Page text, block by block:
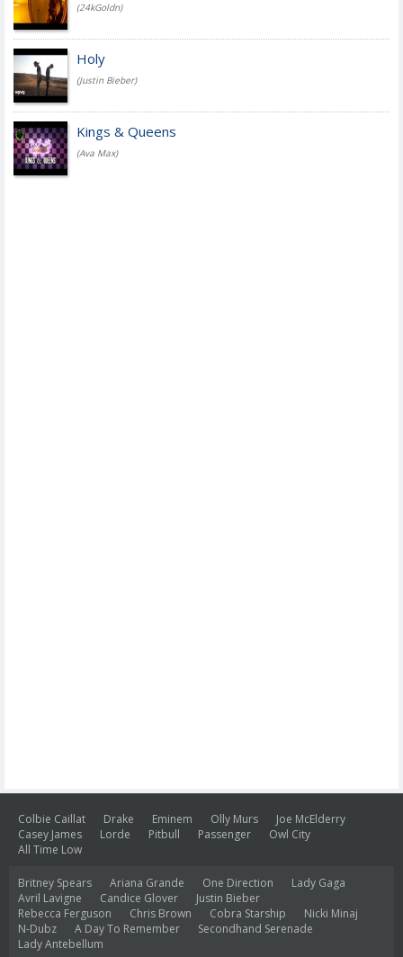
(24kGoldn)
Holy
(Justin Bieber)
Kings & Queens
(Ava Max)
Colbie Caillat Drake Eminem Olly Murs
Joe McElderry
Casey James
Lorde Pitbull Passenger
Owl City
All Time Low
Britney Spears Ariana Grande One Direction
Lady Gaga
Avril Lavigne
Candice Glover
Justin Bieber
Rebecca Ferguson
Chris Brown Cobra Starship
Nicki Minaj
N-Dubz
A Day To Remember
Secondhand Serenade
Lady Antebellum